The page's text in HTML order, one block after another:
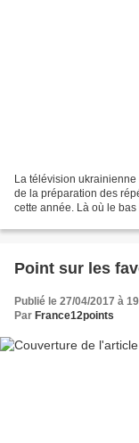
La télévision
de la préparation des
cette année. Là où le
Point sur les
Publié le 27/04/2017 à
Par France12points